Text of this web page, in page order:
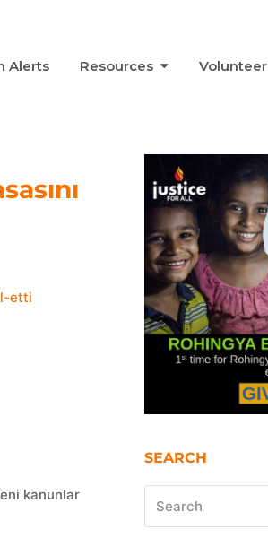
Alerts Resources Volunteer
etti
kanunlar
SEARCH